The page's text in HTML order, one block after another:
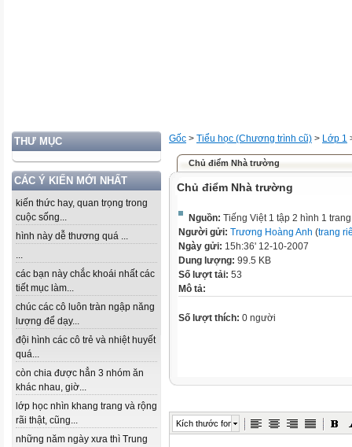
THƯ MỤC
CÁC Ý KIẾN MỚI NHẤT
kiến thức hay, quan trọng trong
cuộc sống...
hình này dễ thương quá ...
...
các bạn này chắc khoái nhất các
tiết mục làm...
chúc các cô luôn tràn ngập năng
lượng để dạy...
đội hình các cô trẻ và nhiệt huyết
quá...
còn chia được hẳn 3 nhóm ăn
khác nhau, giờ...
lớp học nhìn khang trang và rộng
rãi thật, cũng...
những năm ngày xưa thì Trung
Gốc > Tiểu học (Chương trình cũ) > Lớp 1
Chủ điểm Nhà trường
Chủ điểm Nhà trường
Nguồn: Tiếng Việt 1 tập 2 hình 1
Người gửi: Trương Hoàng Anh (trang
Ngày gửi: 15h:36' 12-10-2007
Dung lượng: 99.5 KB
Số lượt tải: 53
Mô tả:
Số lượt thích: 0 người
Kích thước font